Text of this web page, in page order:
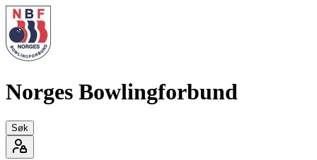
Norges Bowlingforbund
Søk